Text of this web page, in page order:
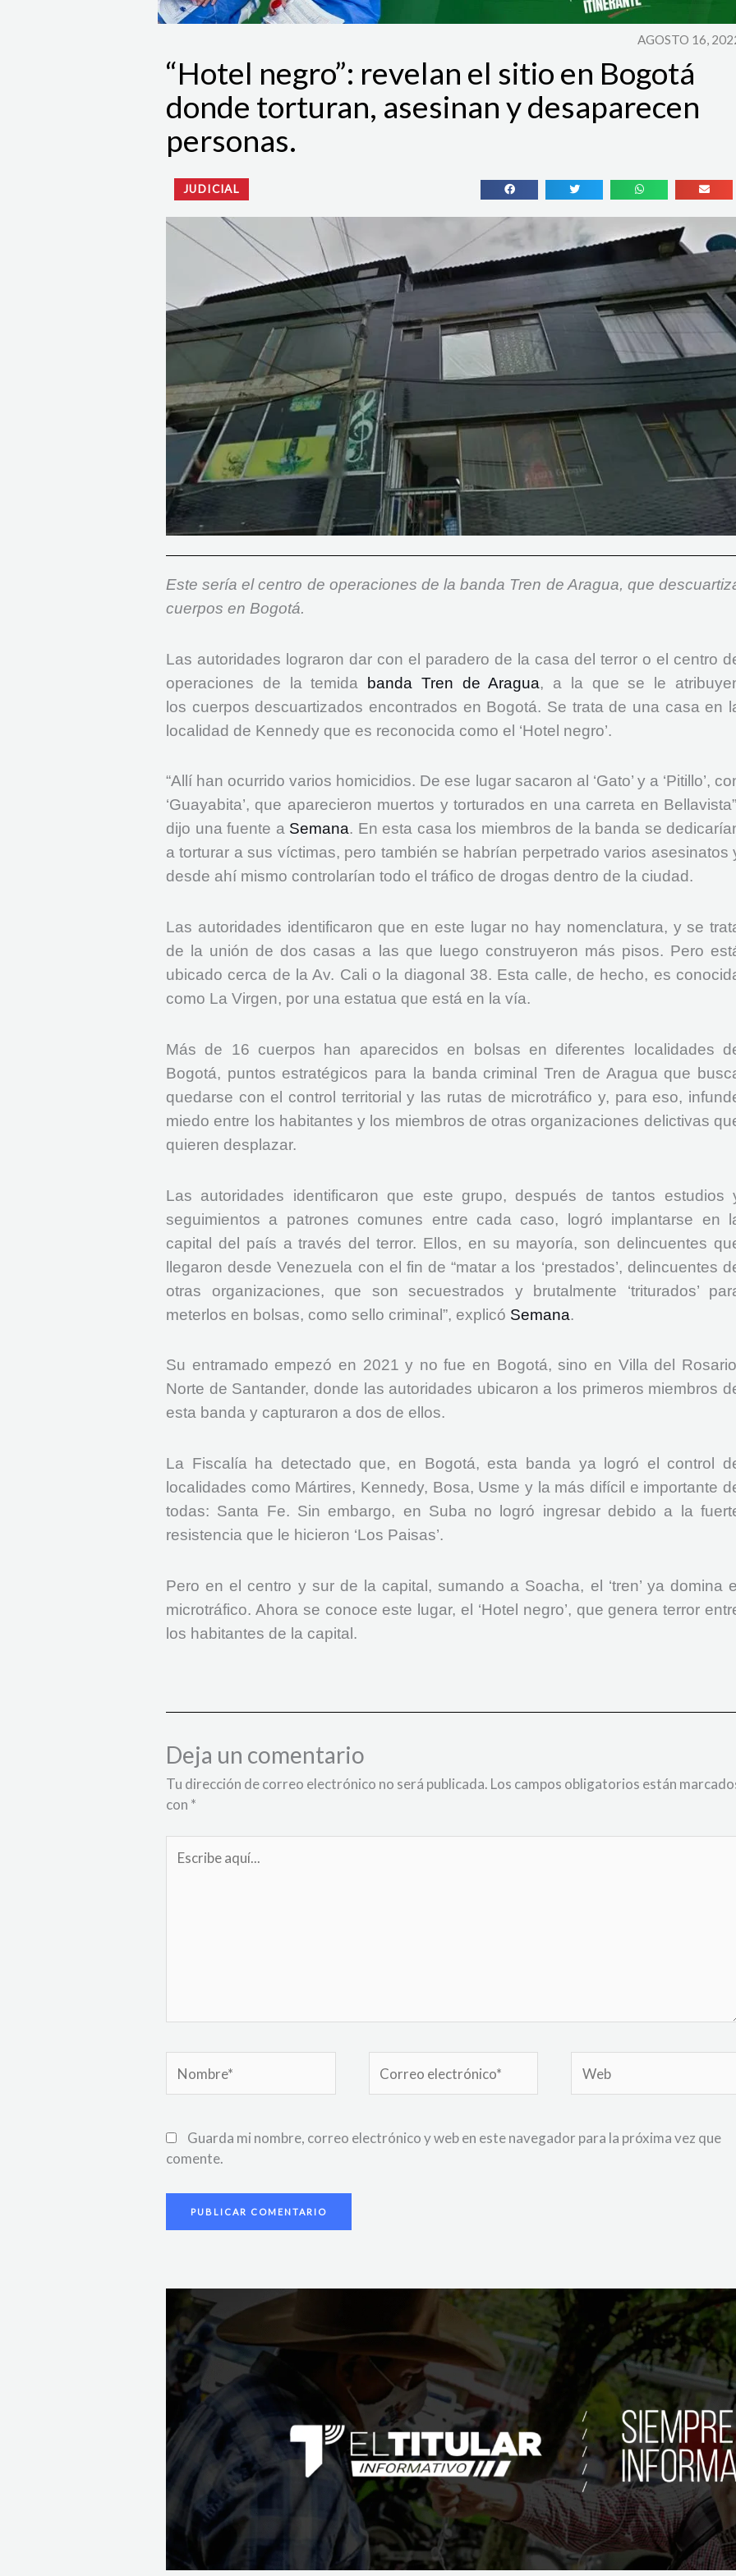
AGOSTO 16,
“Hotel negro”: revelan el sitio en Bogotá
donde torturan, asesinan y desaparecen
personas.
JUDICIAL
Este sería el centro de operaciones de la banda Tren de Aragua, que
cuerpos en Bogotá.
Las autoridades lograron dar con el paradero de la casa del terror o el centro
operaciones de la temida banda Tren de Aragua, a la que se le
los cuerpos descuartizados encontrados en Bogotá. Se trata de una casa en
localidad de Kennedy que es reconocida como el ‘Hotel negro’.
“Allí han ocurrido varios homicidios. De ese lugar sacaron al ‘Gato’ y a ‘Pitillo’,
‘Guayabita’, que aparecieron muertos y torturados en una carreta en
dijo una fuente a Semana. En esta casa los miembros de la banda se
a torturar a sus víctimas, pero también se habrían perpetrado varios asesinatos
desde ahí mismo controlarían todo el tráfico de drogas dentro de la ciudad.
Las autoridades identificaron que en este lugar no hay nomenclatura, y se
de la unión de dos casas a las que luego construyeron más pisos. Pero
ubicado cerca de la Av. Cali o la diagonal 38. Esta calle, de hecho, es
como La Virgen, por una estatua que está en la vía.
Más de 16 cuerpos han aparecidos en bolsas en diferentes localidades
Bogotá, puntos estratégicos para la banda criminal Tren de Aragua que
quedarse con el control territorial y las rutas de microtráfico y, para eso,
miedo entre los habitantes y los miembros de otras organizaciones delictivas
quieren desplazar.
Las autoridades identificaron que este grupo, después de tantos estudios
seguimientos a patrones comunes entre cada caso, logró implantarse en
capital del país a través del terror. Ellos, en su mayoría, son delincuentes
llegaron desde Venezuela con el fin de “matar a los ‘prestados’, delincuentes
otras organizaciones, que son secuestrados y brutalmente ‘triturados’
meterlos en bolsas, como sello criminal”, explicó Semana.
Su entramado empezó en 2021 y no fue en Bogotá, sino en Villa del
Norte de Santander, donde las autoridades ubicaron a los primeros miembros
esta banda y capturaron a dos de ellos.
La Fiscalía ha detectado que, en Bogotá, esta banda ya logró el control
localidades como Mártires, Kennedy, Bosa, Usme y la más difícil e importante
todas: Santa Fe. Sin embargo, en Suba no logró ingresar debido a la
resistencia que le hicieron ‘Los Paisas’.
Pero en el centro y sur de la capital, sumando a Soacha, el ‘tren’ ya domina
microtráfico. Ahora se conoce este lugar, el ‘Hotel negro’, que genera terror
los habitantes de la capital.
Deja un comentario
Tu dirección de correo electrónico no será publicada. Los campos obligatorios están
con *
aquí...
electrónico*
Guarda mi nombre, correo electrónico y web en este navegador para la próxima vez que
comente.